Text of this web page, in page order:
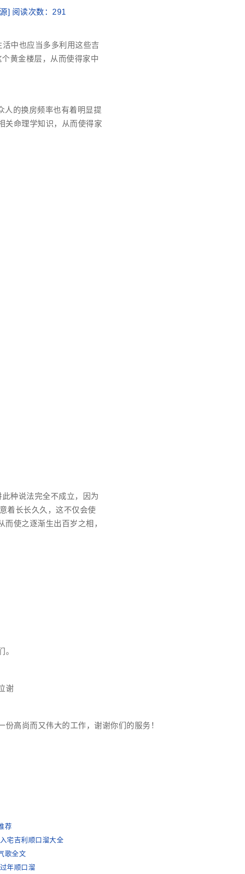
阅读次数： 291
中也应当多多利用这些吉
黄金楼层，从而使得家中
人的换房频率也有着明显提
关命理学知识，从而使得家
种说法完全不成立，因为
着长长久久，这不仅会使
使之逐渐生出百岁之相，
。
谢
高尚而又伟大的工作，谢谢你们的服务！
荐
宅吉利顺口溜大全
歌全文
年顺口溜